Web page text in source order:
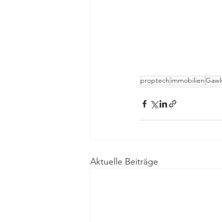
proptech immobilien
Aktuelle Beiträge